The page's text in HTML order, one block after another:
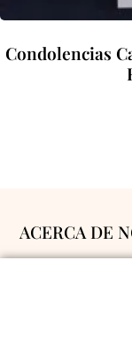
Condolencias
ACERCA DE